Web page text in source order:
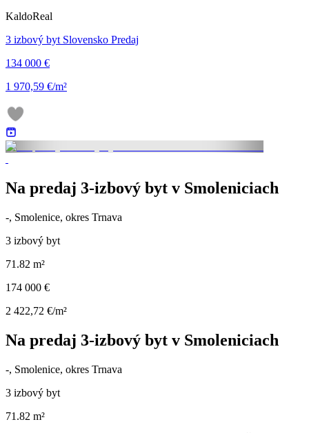
KaldoReal
3 izbový byt Slovensko Predaj
134 000 €
1 970,59 €/m²
Na predaj 3-izbový byt v Smoleniciach
-, Smolenice, okres Trnava
3 izbový byt
71.82 m²
174 000 €
2 422,72 €/m²
Na predaj 3-izbový byt v Smoleniciach
-, Smolenice, okres Trnava
3 izbový byt
71.82 m²